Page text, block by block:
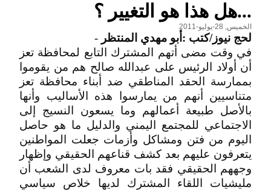
...هل هذا هو التغيير ؟
الخميس, 28-يوليو-2011
لحج نيوز/كتب :أبو مهدي المنتظر -
في وقت مضى أتهم المشترك التابع لمحافظة تعز
أن أولاد الرئيس على عبدالله صالح هم من يقوموا
بممارسة الحقد المناطقي ضد أبناء محافظة تعز
متناسيين أنهم من يمارسوا هذه الأساليب وأنها
بالأصل طبيعة أعمالهم وما يسعون النسيج إلى
الاجتماعي للمجتمع اليمني والدليل ما هو حاصل
اليوم من فتن ومشاكل وأزمات جعلت المواطنين
يتعرفون عليهم بعد كشف قناعهم الحقيقي وإظهار
وجههم الحقيقي فقد بات معروف لدى الشعب أن
مليشيات اللقاء المشترك لديها خلاص سياسي